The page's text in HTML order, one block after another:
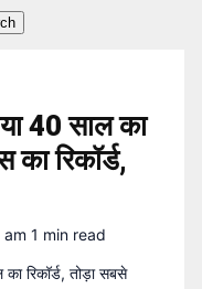
40 साल का
का रिकॉर्ड,
1 min read